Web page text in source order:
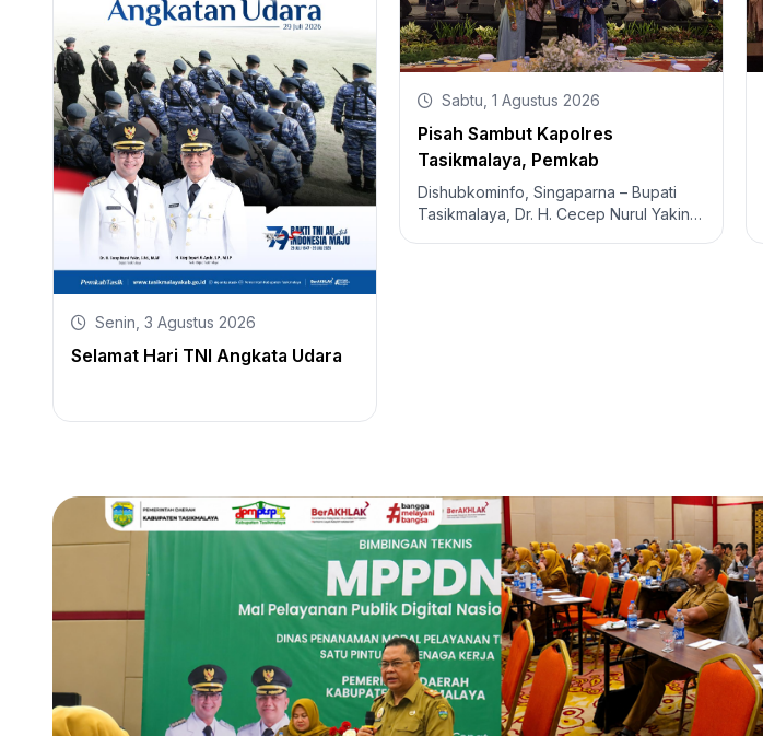
Senin, 3 Agustus 2026
Selamat Hari TNI Angkata Udara
Sabtu, 1 Agustus 2026
Pisah Sambut Kapolres
Tasikmalaya, Pemkab
Tasikmalaya Dukung Estafet
Kepemimpinan Yang Semakin
Presisi
Dishubkominfo, Singaparna – Bupati
Tasikmalaya, Dr. H. Cecep Nurul Yakin,